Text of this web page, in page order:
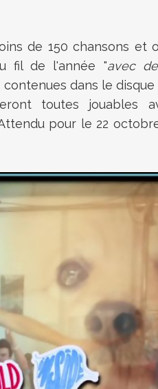
de 150 chansons et
fil de l'année "avec
dans le disque
toutes jouables
pour le 22